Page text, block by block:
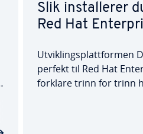
Slik installerer
Red Hat
Utviklingsplattformen
perfekt til Red Hat
forklare trinn for trinn